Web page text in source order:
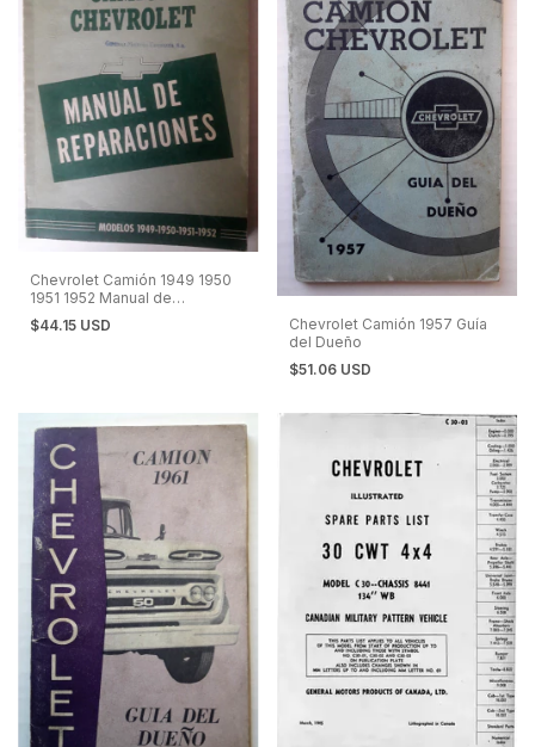
Chevrolet Camión 1949 1950
1951 1952 Manual de
Reparaciones en Español
$44.15 USD
Chevrolet Camión 1957 Guía
del Dueño
$51.06 USD